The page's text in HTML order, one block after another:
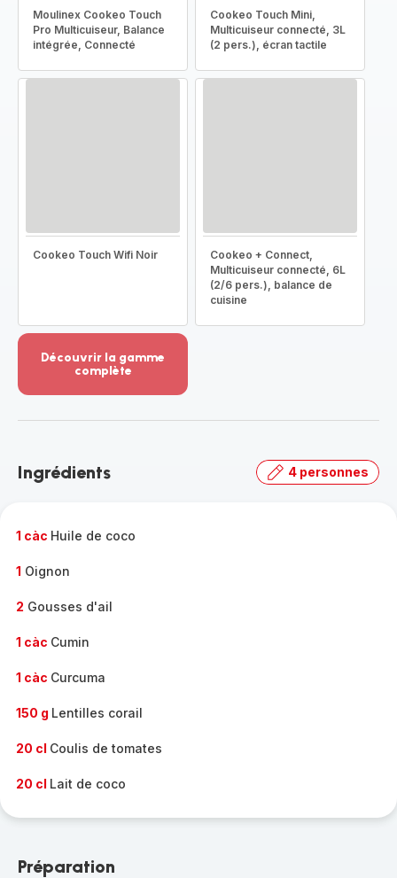
Moulinex Cookeo Touch
Pro Multicuiseur, Balance
intégrée, Connecté
Cookeo Touch Mini,
Multicuiseur connecté, 3L
(2 pers.), écran tactile
Cookeo Touch Wifi Noir
Cookeo + Connect,
Multicuiseur connecté, 6L
(2/6 pers.), balance de
cuisine
Découvrir la gamme
complète
-
gamme
Ingrédients 4 personnes
1 càc Huile de coco
1 Oignon
2 Gousses d'ail
1 càc Cumin
1 càc Curcuma
150 g Lentilles corail
20 cl Coulis de tomates
20 cl Lait de coco
Préparation